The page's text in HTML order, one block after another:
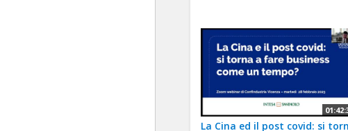
La Cina ed il post covid: si